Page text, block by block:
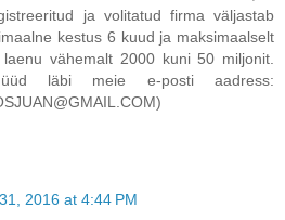
ja volitatud firma väljastab
kestus 6 kuud ja maksimaalselt
vähemalt 2000 kuni 50 miljonit.
läbi meie e-posti aadress:
2016 at 4:44 PM